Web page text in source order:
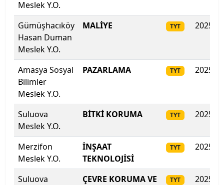
Necmettin Erbakan Üniversitesi
Nevşehir Hacı Bektaş Veli Üniversitesi
Niğde Ömer Halisdemir Üniversitesi
Nuh Naci Yazgan Üniversitesi
ODTÜ Kuzey Kıbrıs Kampusu
Ondokuz Mayıs Üniversitesi
Ordu Üniversitesi
Orta Doğu Teknik Üniversitesi
Meslek Y.O.
Gümüşhacıköy
Hasan Duman
Meslek Y.O.
MALİYE TYT 2025
Amasya Sosyal
Bilimler
Meslek Y.O.
PAZARLAMA TYT 2025
Suluova
Meslek Y.O.
BİTKİ KORUMA TYT 2025
Merzifon
Meslek Y.O.
İNŞAAT
TEKNOLOJİSİ
TYT 2025
Suluova
ÇEVRE KORUMA VE
TYT 2025